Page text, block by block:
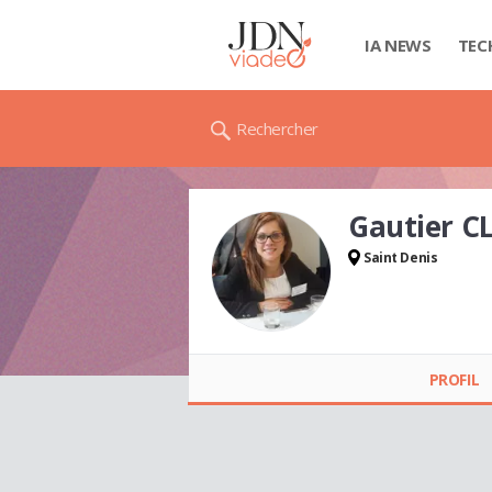
IA NEWS
Rechercher
Gautier
Saint Denis
PROFIL